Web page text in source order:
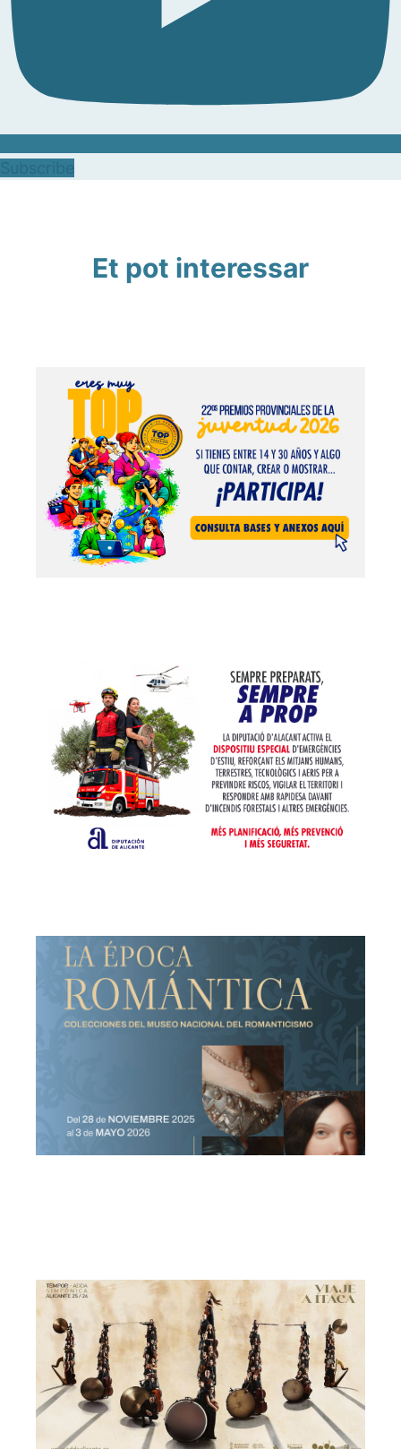
Et pot interessar